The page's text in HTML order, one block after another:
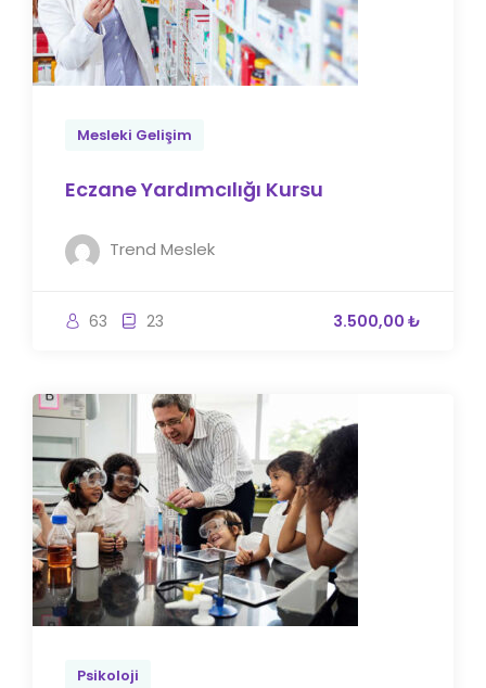
Mesleki Gelişim
Eczane Yardımcılığı Kursu
Trend Meslek
63 23 3.500,00 ₺
Psikoloji